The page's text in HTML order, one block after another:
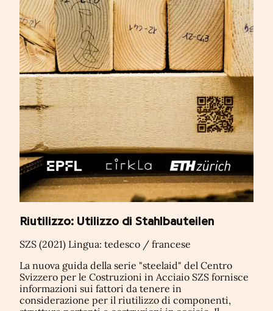
Riutilizzo: Utilizzo di Stahlbauteilen
SZS (2021) Lingua: tedesco / francese
La nuova guida della serie "steelaid" del Centro
Svizzero per le Costruzioni in Acciaio SZS fornisce
informazioni sui fattori da tenere in
considerazione per il riutilizzo di componenti,